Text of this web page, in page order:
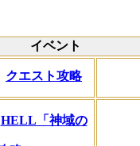
イベント
クエスト攻略
HELL「神域の